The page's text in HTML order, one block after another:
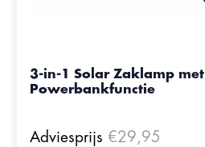
3-in-1 Solar Zaklamp met
Powerbankfunctie
Adviesprijs €29,95